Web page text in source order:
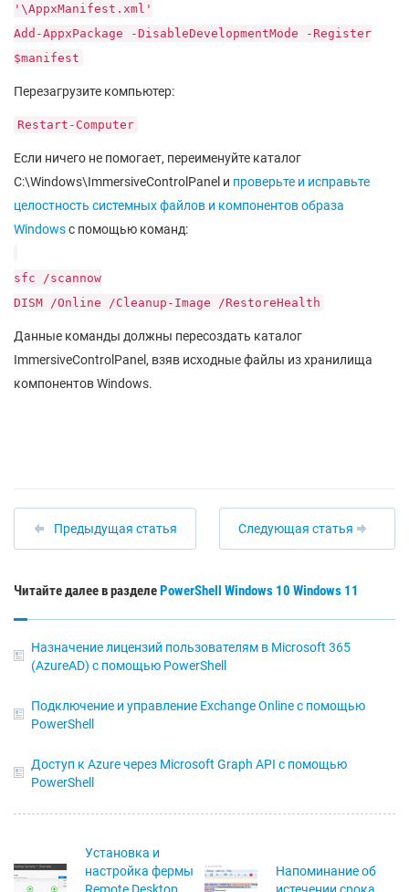
'\AppxManifest.xml'
Add-AppxPackage -DisableDevelopmentMode -Register
$manifest
Перезагрузите компьютер:
Restart-Computer
Если ничего не помогает, переименуйте каталог
C:\Windows\ImmersiveControlPanel и проверьте и исправьте
целостность системных файлов и компонентов образа
Windowsс помощью команд:
sfc /scannow
DISM /Online /Cleanup-Image /RestoreHealth
Данные команды должны пересоздать каталог
ImmersiveControlPanel, взяв исходные файлы из хранилища
компонентов Windows.
Предыдущая статья Следующая статья
Читайте далее в разделеPowerShell Windows 10 Windows 11
Назначение лицензий пользователям в Microsoft 365
(AzureAD) с помощью PowerShell
Подключение и управление Exchange Online с помощью
PowerShell
Доступ к Azure через Microsoft Graph API с помощью
PowerShell
Установка и
настройка фермы
Remote Desktop
Напоминание об
истечении срока